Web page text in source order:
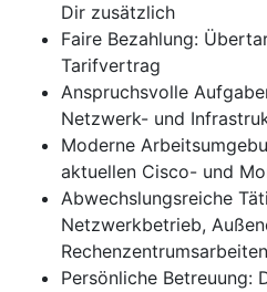
Dir zusätzlich
Faire Bezahlung:
Tarifvertrag
Anspruchsvolle
Netzwerk- und
Moderne
aktuellen Cisco- und
Abwechslungsreiche
Netzwerkbetrieb,
Rechenzentrumsarbeiten
Persönliche Betreuung: